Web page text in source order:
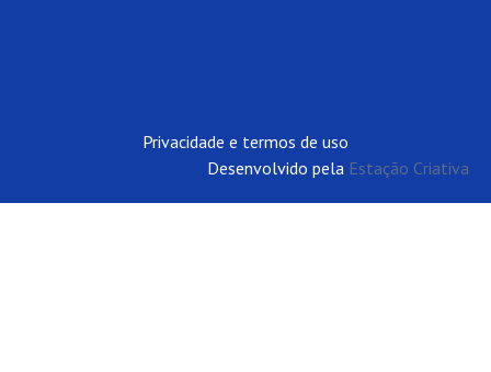
Privacidade e termos de uso
Desenvolvido pela Estação Criativa